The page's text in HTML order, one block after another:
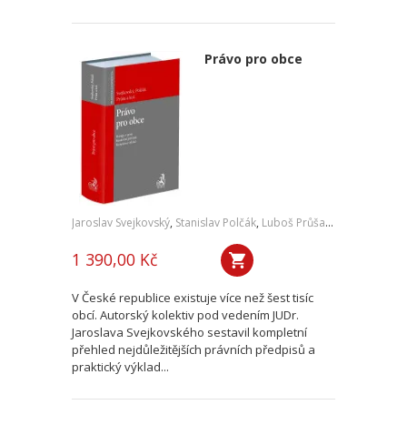
Právo pro obce
Jaroslav Svejkovský, Stanislav Polčák, Luboš Průša,a kol.
1 390,00 Kč
V České republice existuje více než šest tisíc
obcí. Autorský kolektiv pod vedením JUDr.
Jaroslava Svejkovského sestavil kompletní
přehled nejdůležitějších právních předpisů a
praktický výklad...